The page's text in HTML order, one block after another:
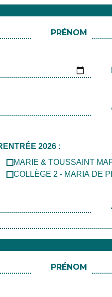
PRÉNOM
2026 :
MARIE & TOUSSAINT
COLLÈGE 2 - MARIA DE
PRÉNOM